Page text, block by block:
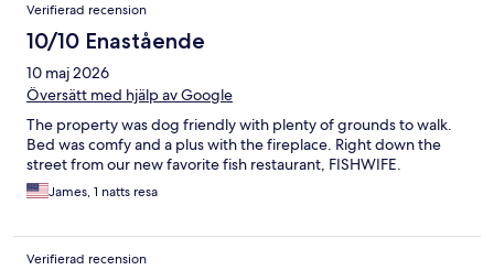
Verifierad recension
10/10 Enastående
10 maj 2026
Översätt med hjälp av Google
The property was dog friendly with plenty of grounds to walk.
Bed was comfy and a plus with the fireplace. Right down the
street from our new favorite fish restaurant, FISHWIFE.
James, 1 natts resa
Verifierad recension